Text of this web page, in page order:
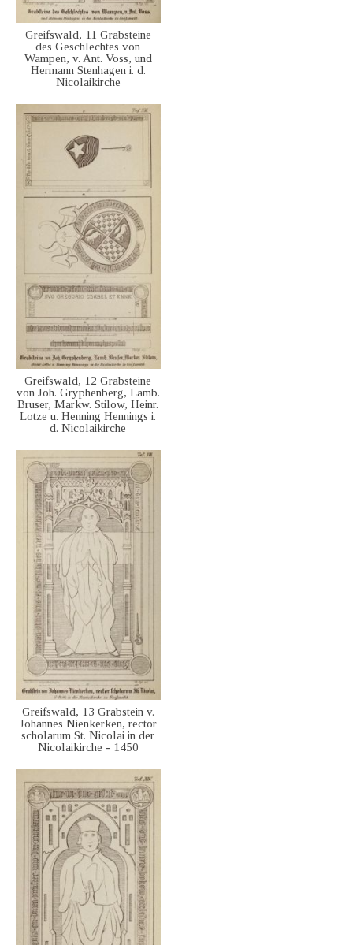
Greifswald, 11 Grabsteine
des Geschlechtes von
Wampen, v. Ant. Voss, und
Hermann Stenhagen i. d.
Nicolaikirche
Greifswald, 12 Grabsteine
von Joh. Gryphenberg, Lamb.
Bruser, Markw. Stilow, Heinr.
Lotze u. Henning Hennings i.
d. Nicolaikirche
Greifswald, 13 Grabstein v.
Johannes Nienkerken, rector
scholarum St. Nicolai in der
Nicolaikirche - 1450